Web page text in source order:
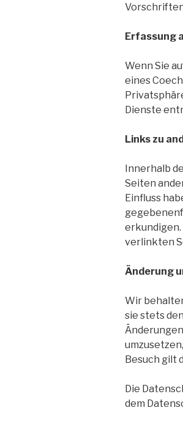
Erfassung
Wenn Sie
eines
Dienste
Links zu
Innerhalb
Seiten
Einfluss
verlinkten
Änderung
Wir
sie stets
Besuch gilt
Die
dem